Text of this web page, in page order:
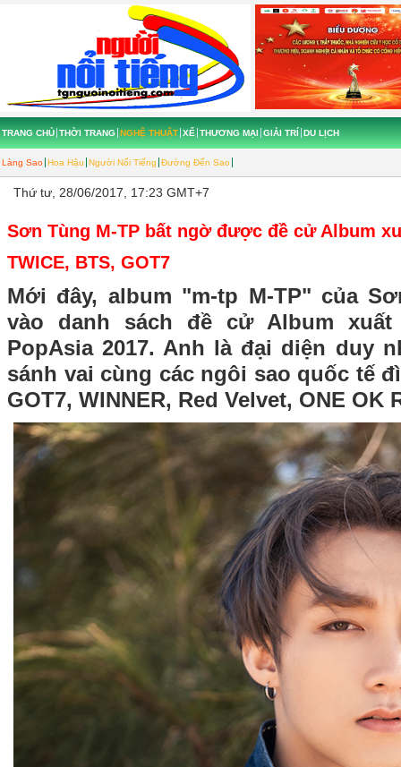
TRANG CHỦ THỜI TRANG NGHỆ THUẬT
Làng Sao Hoa Hậu Người Nổi Tiếng Đường Đến Sao
XẾ THƯƠNG MẠI GIẢI TRÍ DU LỊCH
Thứ tư, 28/06/2017, 17:23 GMT+7
Sơn Tùng M-TP bất ngờ được đề cử Album
TWICE, BTS, GOT7
Mới đây, album "m-tp M-TP" của
vào danh sách đề cử Album
PopAsia 2017. Anh là đại diện duy
sánh vai cùng các ngôi sao quốc tế
GOT7, WINNER, Red Velvet, ONE OK